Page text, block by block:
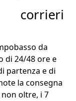
corrieri
da
di 24/48 ore e
partenza e di
la consegna
oltre, i 7